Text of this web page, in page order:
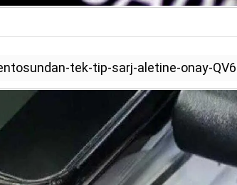
tek-tip-sarj-aletine-onay-